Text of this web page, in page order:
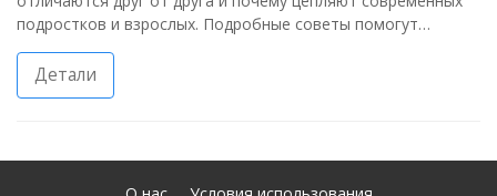
подростков и взрослых. Подробные советы помогут
подобрать свою core-эстетику: на что смотреть, какие
детали важны, как не раствориться в тренде. Есть
интересные факты о самом феномене core, цитаты
Детали